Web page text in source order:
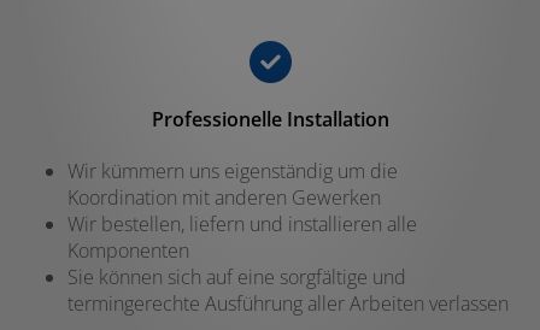
Professionelle Installation
Wir kümmern uns eigenständig um die
Koordination mit anderen Gewerken
Wir bestellen, liefern und installieren alle
Komponenten
Sie können sich auf eine sorgfältige und
termingerechte Ausführung aller Arbeiten verlassen